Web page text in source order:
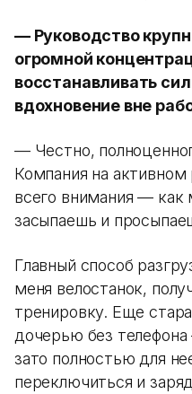
— Руководство
огромной
восстанавливать
вдохновение вне
— Честно,
Компания на активном
всего внимания — как
засыпаешь и
Главный способ
меня велостанок,
тренировку. Еще
дочерью без
зато полностью для
переключиться и